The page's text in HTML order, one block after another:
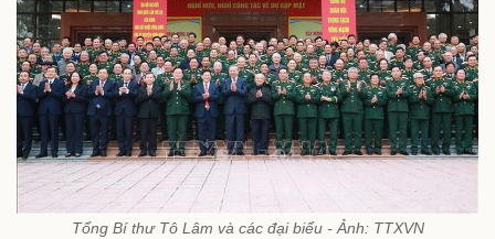
Tổng Bí thư Tô Lâm và các đại biểu - Ảnh: TTXVN